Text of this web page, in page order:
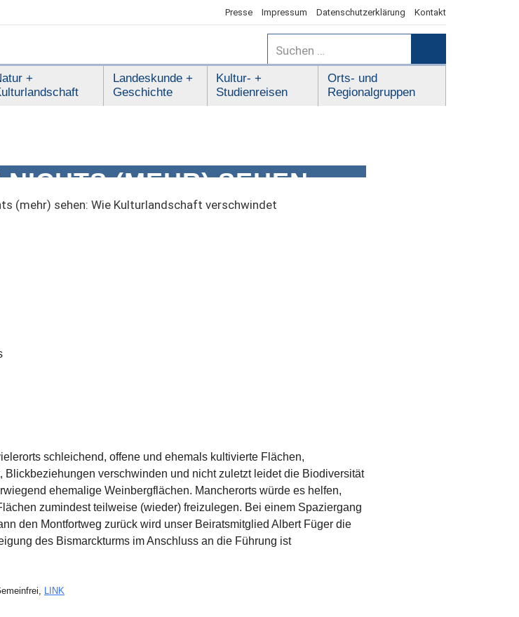
Presse Impressum Datenschutzerklärung Kontakt
Suchen
nach:
+
Landeskunde +
Geschichte
Kultur- +
Studienreisen
Orts- und
Regionalgruppen
(MEHR) SEHEN:
VERSCHWINDET
(mehr) sehen: Wie Kulturlandschaft verschwindet
schleichend, offene und ehemals kultivierte Flächen,
verschwinden und nicht zuletzt leidet die Biodiversität
ehemalige Weinbergflächen. Mancherorts würde es helfen,
zumindest teilweise (wieder) freizulegen. Bei einem Spaziergang
den Montfortweg zurück wird unser Beiratsmitglied Albert Füger die
des Bismarckturms im Anschluss an die Führung ist
LINK